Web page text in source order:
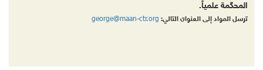
المحكّمة علمياً.
ترسل المواد إلى العنوان التالي: george@maan-ctr.org